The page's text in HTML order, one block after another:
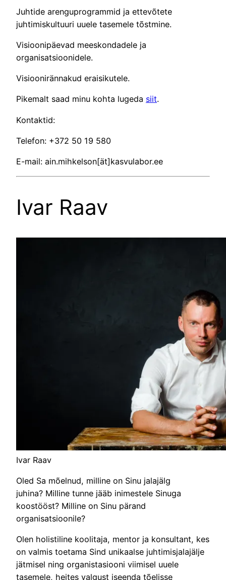
Juhtide arenguprogrammid ja ettevõtete
juhtimiskultuuri uuele tasemele tõstmine.
Visioonipäevad meeskondadele ja
organisatsioonidele.
Visioonirännakud eraisikutele.
Pikemalt saad minu kohta lugeda siit.
Kontaktid:
Telefon: +372 50 19 580
E-mail: ain.mihkelson[ät]kasvulabor.ee
Ivar Raav
Ivar Raav
Oled Sa mõelnud, milline on Sinu jalajälg
juhina? Milline tunne jääb inimestele Sinuga
koostööst? Milline on Sinu pärand
organisatsioonile?
Olen holistiline koolitaja, mentor ja konsultant, kes
on valmis toetama Sind unikaalse juhtimisjalajälje
jätmisel ning organistasiooni viimisel uuele
tasemele, heites valgust iseenda tõelisse